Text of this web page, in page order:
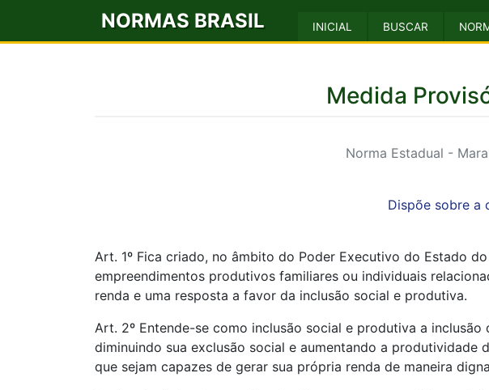
NORMAS BRASIL INICIAL BUSCAR
Medida
Norma Estadual -
Dispõe sobre a
Art. 1º Fica criado, no âmbito do Poder Executivo do Estado
empreendimentos produtivos familiares ou individuais
renda e uma resposta a favor da inclusão social e produtiva.
Art. 2º Entende-se como inclusão social e produtiva a
diminuindo sua exclusão social e aumentando a
que sejam capazes de gerar sua própria renda de maneira